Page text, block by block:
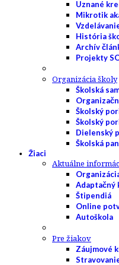
Uznané
Mikrotik
História
Archív
Projekty
Organizácia školy
Školská
Školský
Školský
Dielenský
Školská
Žiaci
Aktuálne
Adaptačný
Štipendiá
Online
Autoškola
Pre žiakov
Záujmové